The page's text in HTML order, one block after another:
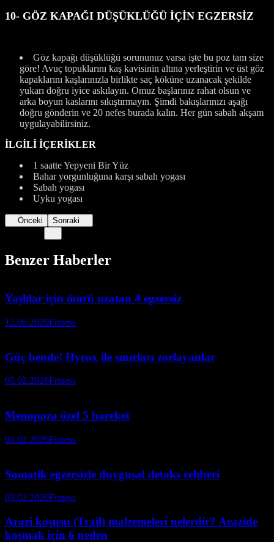
10- GÖZ KAPAĞI DÜŞÜKLÜĞÜ İÇİN EGZERSİZ
Göz kapağı düşüklüğü sorununuz varsa işte bu poz tam size
göre! Avuç topuklarını kaş kavisinin altına yerleştirin ve üst göz
kapaklarını kaşlarınızla birlikte saç köküne uzanacak şekilde
yukarı doğru iyice askılayın. Omuz başlarınız rahat olsun ve
arka boyun kaslarını sıkıştırmayın. Şimdi bakışlarınızı aşağı
doğru gönderin ve 20 nefes burada kalın. Her gün sabah akşam
uygulayabilirsiniz.
İLGİLİ İÇERİKLER
1 saatte Yepyeni Bir Yüz
Bahar yorgunluğuna karşı sabah yogası
Sabah yogası
Uyku yogası
Önceki Sonraki
Benzer Haberler
Yaşlılar için ömrü uzatan 4 egzersiz
12.06.2020Fitness
Güç bende! Hyrox ile sınırları zorlayanlar
05.02.2026Fitness
Menopoza özel 5 hareket
03.02.2026Fitness
Somatik egzersizle duygusal detoks rehberi
03.02.2026Fitness
Arazi koşusu (Trail) malzemeleri nelerdir? Arazide
koşmak için 6 neden